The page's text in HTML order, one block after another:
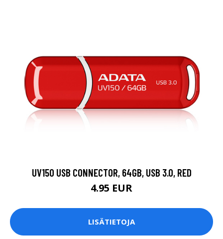
UV150 USB CONNECTOR, 64GB, USB 3.0, RED
4.95 EUR
LISÄTIETOJA